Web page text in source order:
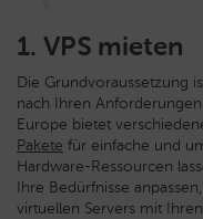
1. VPS mieten
Die Grundvoraussetzung
nach Ihren
Europe bietet
Pakete für einfache und
Hardware-Ressourcen
Ihre Bedürfnisse
virtuellen Servers mit